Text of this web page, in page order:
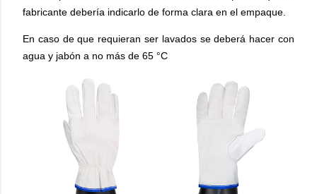
fabricante debería indicarlo de forma clara en el empaque.
En caso de que requieran ser lavados se deberá hacer con
agua y jabón a no más de 65 °C